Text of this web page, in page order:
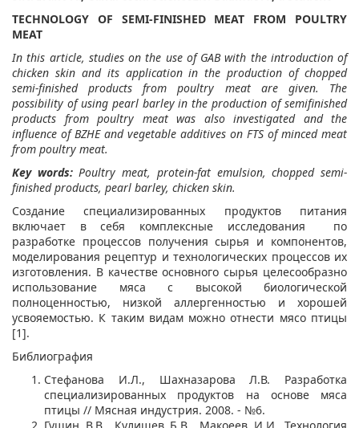
TECHNOLOGY OF SEMI-FINISHED MEAT FROM POULTRY
MEAT
In this article, studies on the use of GAB with the introduction of
chicken skin and its application in the production of chopped
semi-finished products from poultry meat are given. The
possibility of using pearl barley in the production of semifinished
products from poultry meat was also investigated and the
influence of BZHE and vegetable additives on FTS of minced meat
from poultry meat.
Key words: Poultry meat, protein-fat emulsion, chopped semi-
finished products, pearl barley, chicken skin.
Создание специализированных продуктов питания
включает в себя комплексные исследования по
разработке процессов получения сырья и компонентов,
моделирования рецептур и технологических процессов их
изготовления. В качестве основного сырья целесообразно
использование мяса с высокой биологической
полноценностью, низкой аллергенностью и хорошей
усвояемостью. К таким видам можно отнести мясо птицы
[1].
Библиография
Стефанова И.Л., Шахназарова Л.В. Разработка
специализированных продуктов на основе мяса
птицы // Мясная индустрия. 2008. - №6.
Гущин В.В., Кулишев Б.В., Макоеев И.И. Технология